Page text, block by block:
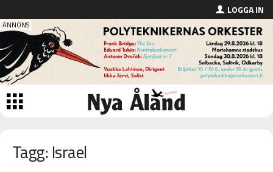
LOGGA IN
Tagg: Israel